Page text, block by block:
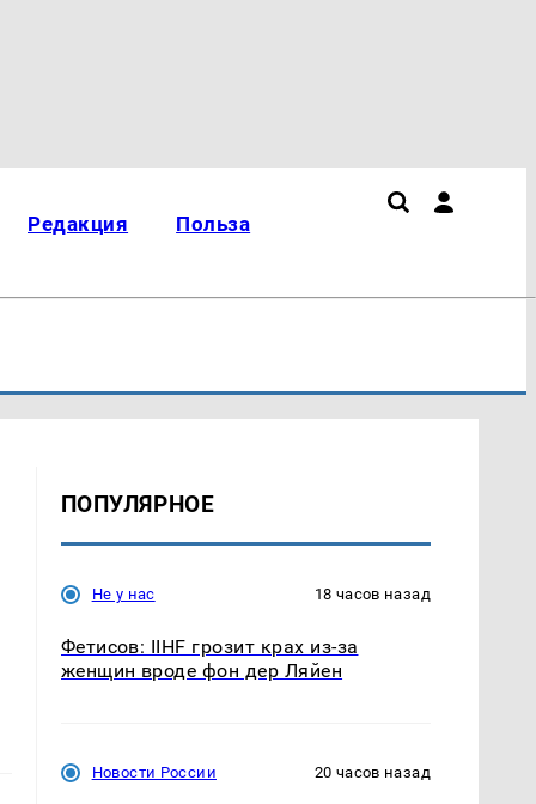
Редакция Польза
ПОПУЛЯРНОЕ
Не у нас 18 часов назад
Фетисов: IIHF грозит крах из-за
женщин вроде фон дер Ляйен
Новости России 20 часов назад